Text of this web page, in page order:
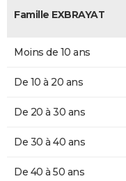
Famille EXBRAYAT
Moins de 10 ans
De 10 à 20 ans
De 20 à 30 ans
De 30 à 40 ans
De 40 à 50 ans